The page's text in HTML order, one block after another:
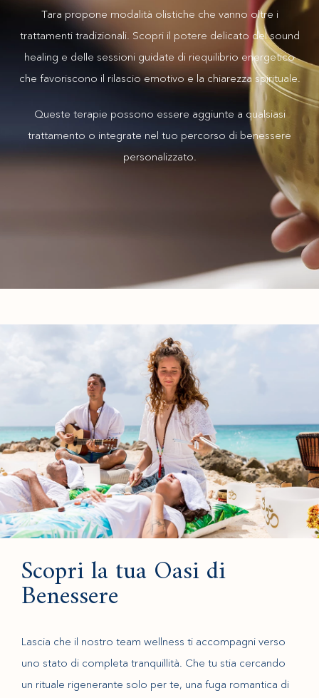
Tara propone modalità olistiche che vanno oltre i
trattamenti tradizionali. Scopri il potere delicato del sound
healing e delle sessioni guidate di riequilibrio energetico
che favoriscono il rilascio emotivo e la chiarezza spirituale.
Queste terapie possono essere aggiunte a qualsiasi
trattamento o integrate nel tuo percorso di benessere
personalizzato.
Scopri la tua Oasi di
Benessere
Lascia che il nostro team wellness ti accompagni verso
uno stato di completa tranquillità. Che tu stia cercando
un rituale rigenerante solo per te, una fuga romantica di